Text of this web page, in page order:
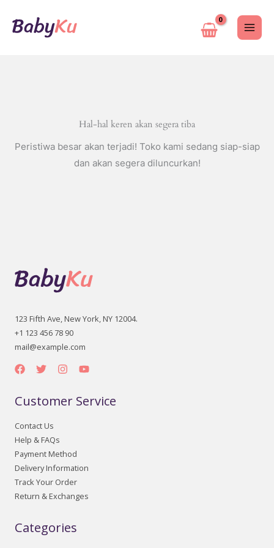
Hal-hal keren akan segera tiba
Peristiwa besar akan terjadi! Toko kami sedang siap-siap
dan akan segera diluncurkan!
123 Fifth Ave, New York, NY 12004.
+1 123 456 78 90
mail@example.com
Customer Service
Contact Us
Help & FAQs
Payment Method
Delivery Information
Track Your Order
Return & Exchanges
Categories